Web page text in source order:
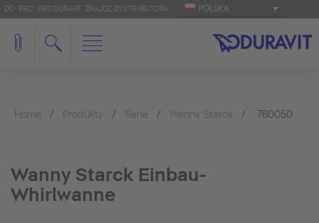
DO 'PRO': PRO.DURAVIT ZNAJDŹ DYSTRYBUTORA POLSKA
Home Produkty Serie Wanny Starck 760050
Wanny Starck Einbau-
Whirlwanne